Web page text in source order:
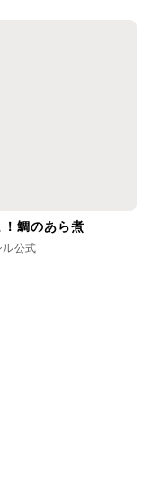
鯛のあら煮
ル公式